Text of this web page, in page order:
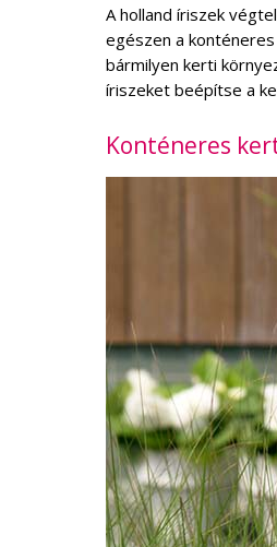
A holland íriszek
egészen a
bármilyen kerti
íriszeket beépítse a
Konténeres